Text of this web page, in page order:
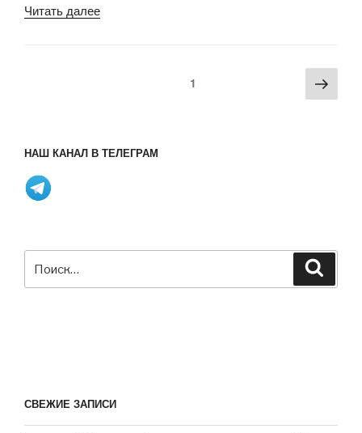
Читать далее«Многосенсорный
емкостным,
1
НАШ КАНАЛ В ТЕЛЕГРАМ
СВЕЖИЕ ЗАПИСИ